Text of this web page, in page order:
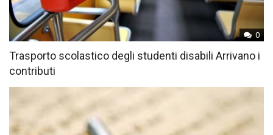
0
Trasporto scolastico degli studenti disabili Arrivano i
contributi